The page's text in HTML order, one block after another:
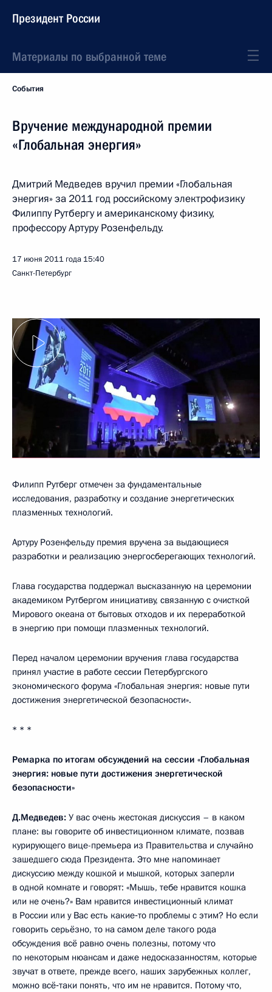
Президент России
Материалы по выбранной теме
События
Вручение международной премии
«Глобальная энергия»
Дмитрий Медведев вручил премии «Глобальная
энергия» за 2011 год российскому электрофизику
Филиппу Рутбергу и американскому физику,
профессору Артуру Розенфельду.
17 июня 2011 года 15:40
Санкт-Петербург
Филипп Рутберг отмечен за фундаментальные
исследования, разработку и создание энергетических
плазменных технологий.
Артуру Розенфельду премия вручена за выдающиеся
разработки и реализацию энергосберегающих технологий.
Глава государства поддержал высказанную на церемонии
академиком Рутбергом инициативу, связанную с очисткой
Мирового океана от бытовых отходов и их переработкой
в энергию при помощи плазменных технологий.
Перед началом церемонии вручения глава государства
принял участие в работе сессии Петербургского
экономического форума «Глобальная энергия: новые пути
достижения энергетической безопасности».
* * *
Ремарка по итогам обсуждений на сессии «Глобальная
энергия: новые пути достижения энергетической
безопасности»
Д.Медведев: У вас очень жестокая дискуссия – в каком
плане: вы говорите об инвестиционном климате, позвав
курирующего вице-премьера из Правительства и случайно
зашедшего сюда Президента. Это мне напоминает
дискуссию между кошкой и мышкой, которых заперли
в одной комнате и говорят: «Мышь, тебе нравится кошка
или не очень?» Вам нравится инвестиционный климат
в России или у Вас есть какие‑то проблемы с этим? Но если
говорить серьёзно, то на самом деле такого рода
обсуждения всё равно очень полезны, потому что
по некоторым нюансам и даже недосказанностям, которые
звучат в ответе, прежде всего, наших зарубежных коллег,
можно всё‑таки понять, что им не нравится. Потому что,